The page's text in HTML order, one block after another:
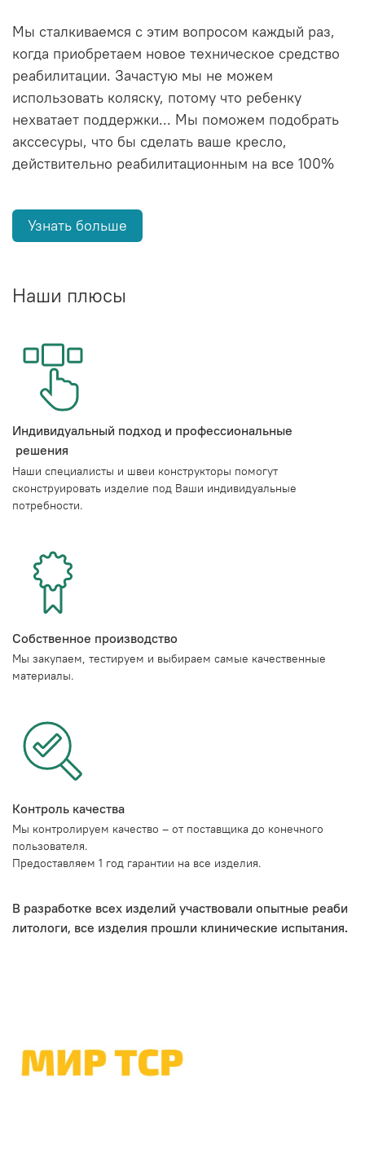
Мы сталкиваемся с этим вопросом каждый раз,
когда приобретаем новое техническое средство
реабилитации. Зачастую мы не можем
использовать коляску, потому что ребенку
нехватает поддержки... Мы поможем подобрать
акссесуры, что бы сделать ваше кресло,
действительно реабилитационным на все 100%
Узнать больше
Наши плюсы
Индивидуальный подход и профессиональные
решения
Наши специалисты и швеи конструкторы помогут
сконструировать изделие под Ваши индивидуальные
потребности.
Собственное производство
Мы закупаем, тестируем и выбираем самые качественные
материалы.
Контроль качества
Мы контролируем качество – от поставщика до конечного
пользователя.
Предоставляем 1 год гарантии на все изделия.
В разработке всех изделий участвовали опытные реаби
литологи, все изделия прошли клинические испытания.